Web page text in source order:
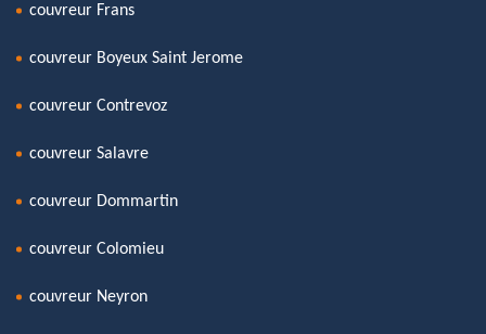
couvreur Frans
couvreur Boyeux Saint Jerome
couvreur Contrevoz
couvreur Salavre
couvreur Dommartin
couvreur Colomieu
couvreur Neyron